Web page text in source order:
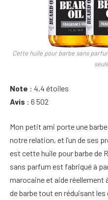
Cette huile pour barbe sans
Note : 4,4 étoiles
Avis : 6 502
Mon petit ami porte une
notre relation, et l’un de ses
est cette huile pour barbe de
sans parfum est fabriqué à
marocaine et aide réellement
de barbe tout en réduisant